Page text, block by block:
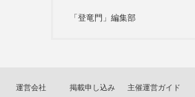
「登竜門」編集部
運営会社 掲載申し込み 主催運営ガイド